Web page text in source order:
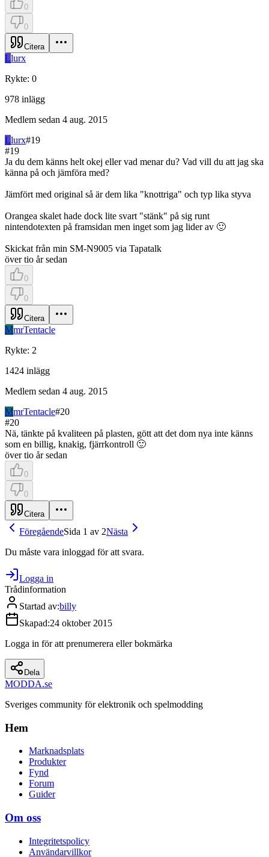
0
0
Citera
Llurx
Rykte: 0
978 inlägg
Medlem sedan 4 aug. 2015
Llurx#19
#19
Ja du dem känns helt okej eller vad menar du? Vad vill du att jag ska
känna på och jämföra med?
Jämfört med original så är dem lika "knottriga" och typ lika styva
Orangea skalet hade dock lite svart "stänk" på sig runt
nintendotexten på framsidan men inget som jag lider av 🙂
Skickat från min SM-N9005 via Tapatalk
över tio år sedan
0
0
Citera
MmrTentacle
Rykte: 2
1424 inlägg
Medlem sedan 4 aug. 2015
MmrTentacle#20
#20
Nä, tänkte på kvaliteen på plasten, gött att det dom nya inte känns
som en billig, knakig, fjärrkontroll 🙂
över tio år sedan
0
0
Citera
FöregåendeSida 1 av 2Nästa
Du måste vara inloggad för att svara.
Logga in
Trådinformation
Startad av:billy
Skapad:24 oktober 2015
Logga in för att prenumerera eller bokmärka
Dela
MODDA.se
Sveriges community för elektronik och spelmodding
Hem
Marknadsplats
Produkter
Fynd
Forum
Guider
Om oss
Integritetspolicy
Användarvillkor